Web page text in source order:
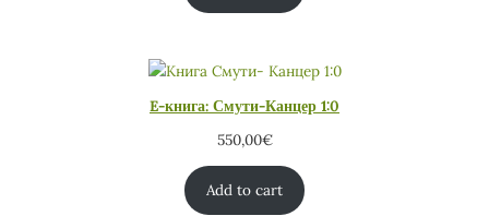
E-книга: Смути-Канцер 1:0
550,00€
Add to cart